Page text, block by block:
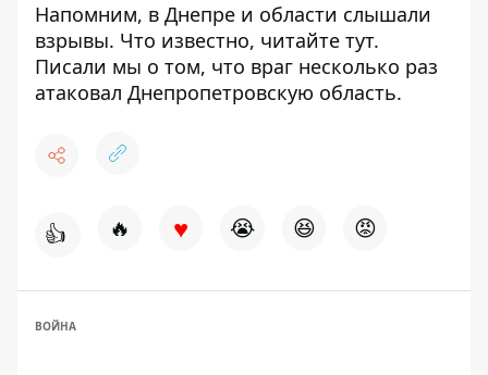
Напомним, в Днепре и области слышали
взрывы. Что известно, читайте тут.
Писали мы о том, что враг несколько раз
атаковал Днепропетровскую область.
👍 🔥 ♥ 😭 😆 😡
ВОЙНА